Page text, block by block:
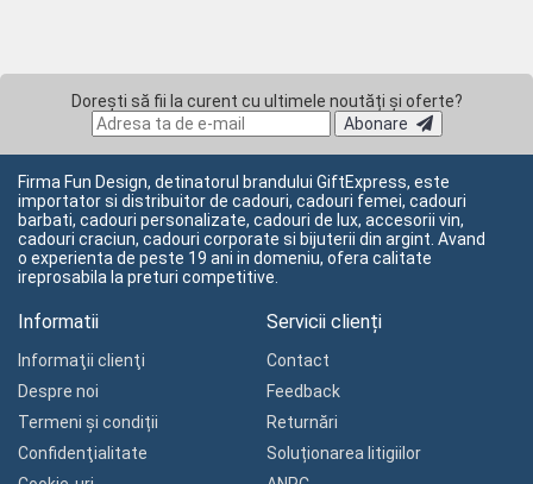
Dorești să fii la curent cu ultimele noutăți și oferte?
Abonare
Firma Fun Design, detinatorul brandului GiftExpress, este
importator si distribuitor de cadouri, cadouri femei, cadouri
barbati, cadouri personalizate, cadouri de lux, accesorii vin,
cadouri craciun, cadouri corporate si bijuterii din argint. Avand
o experienta de peste 19 ani in domeniu, ofera calitate
ireprosabila la preturi competitive.
Informatii
Informaţii clienţi
Despre noi
Termeni și condiții
Confidenţialitate
Servicii clienți
Contact
Feedback
Returnări
Soluționarea litigiilor